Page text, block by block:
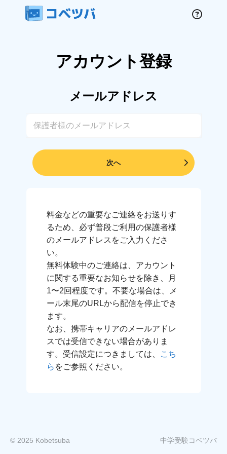
アカウント登録
メールアドレス
次へ
料金などの重要なご連絡をお送りす
るため、必ず普段ご利用の保護者様
のメールアドレスをご入力くださ
い。
無料体験中のご連絡は、アカウント
に関する重要なお知らせを除き、月
1〜2回程度です。不要な場合は、メ
ール末尾のURLから配信を停止でき
ます。
なお、携帯キャリアのメールアドレ
スでは受信できない場合がありま
す。受信設定につきましては、
こち
ら をご参照ください。
© 2025 Kobetsuba 中学受験コベツバ